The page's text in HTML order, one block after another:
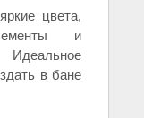
цвета,
и
в бане